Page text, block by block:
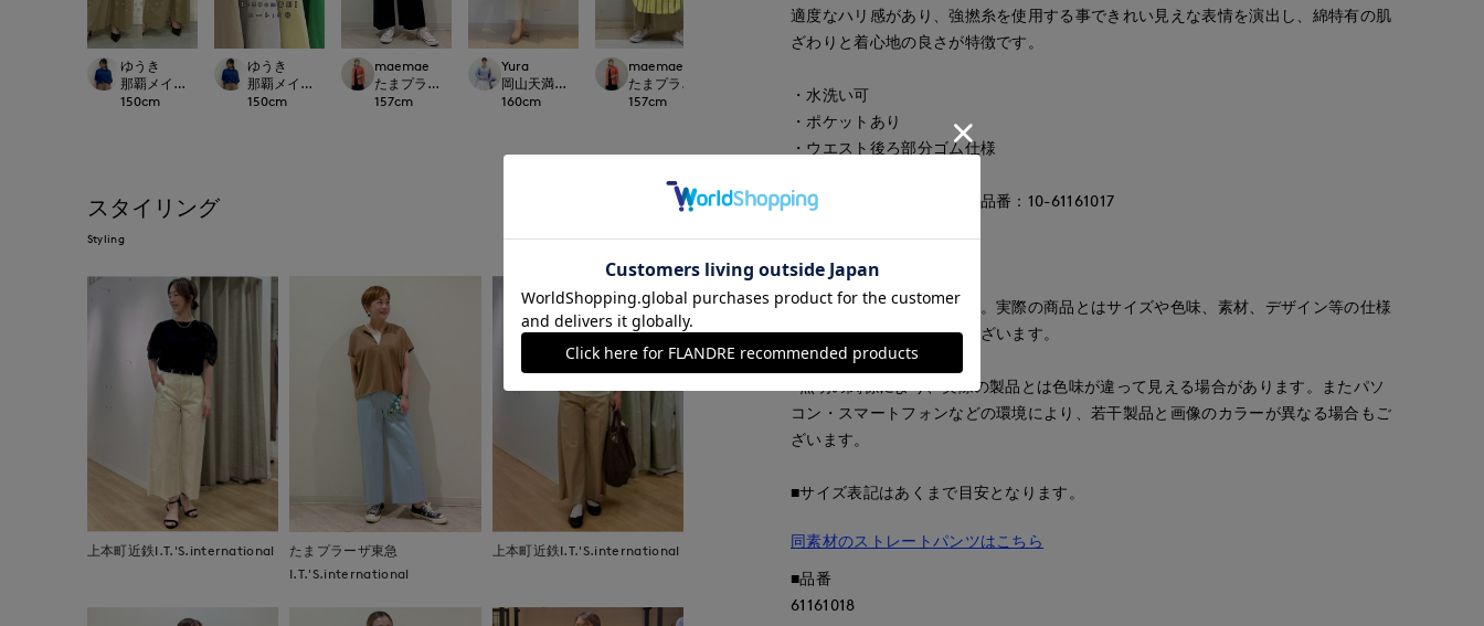
ゆうき
那覇メインプレイスI.T.'S.international
150cm
ゆうき
那覇メインプレイスI.T.'S.international
150cm
maemae
たまプラーザ東急I.T.'S.international
157cm
Yura
岡山天満屋7-IDconcept.
160cm
maemae
たまプラーザ東急I.T.'S.international
157cm
スタイリング
Styling
上本町近鉄I.T.'S.international
たまプラーザ東急
I.T.'S.international
上本町近鉄I.T.'S.international
適度なハリ感があり、強撚糸を使用する事できれい見えな表情を演出し、綿特有の肌
ざわりと着心地の良さが特徴です。
・水洗い可
・ポケットあり
・ウエスト後ろ部分ゴム仕様
同素材のストレートパンツ品番：10-61161017
■サンプル撮影商品
画像の商品はサンプルです。実際の商品とはサイズや色味、素材、デザイン等の仕様
が若干変更になる場合がございます。
■照明の関係により、実際の製品とは色味が違って見える場合があります。またパソ
コン・スマートフォンなどの環境により、若干製品と画像のカラーが異なる場合もご
ざいます。
■サイズ表記はあくまで目安となります。
同素材のストレートパンツはこちら
■品番
61161018